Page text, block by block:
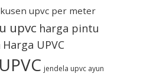
upvc per meter
upvc harga pintu
Harga UPVC
jendela upvc ayun